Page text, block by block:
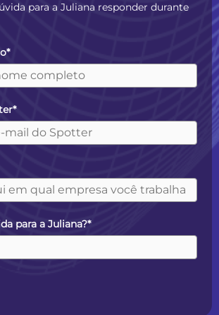
para a Juliana responder durante
para a Juliana?*